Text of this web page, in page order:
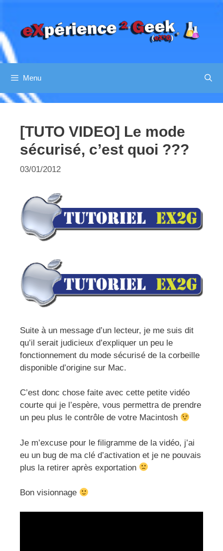
contenu
Menu
[TUTO VIDEO] Le mode
sécurisé, c’est quoi ???
03/01/2012
Suite à un message d’un lecteur, je me suis dit
qu’il serait judicieux d’expliquer un peu le
fonctionnement du mode sécurisé de la corbeille
disponible d’origine sur Mac.
C’est donc chose faite avec cette petite vidéo
courte qui je l’espère, vous permettra de prendre
un peu plus le contrôle de votre Macintosh
Je m’excuse pour le filigramme de la vidéo, j’ai
eu un bug de ma clé d’activation et je ne pouvais
plus la retirer après exportation
Bon visionnage